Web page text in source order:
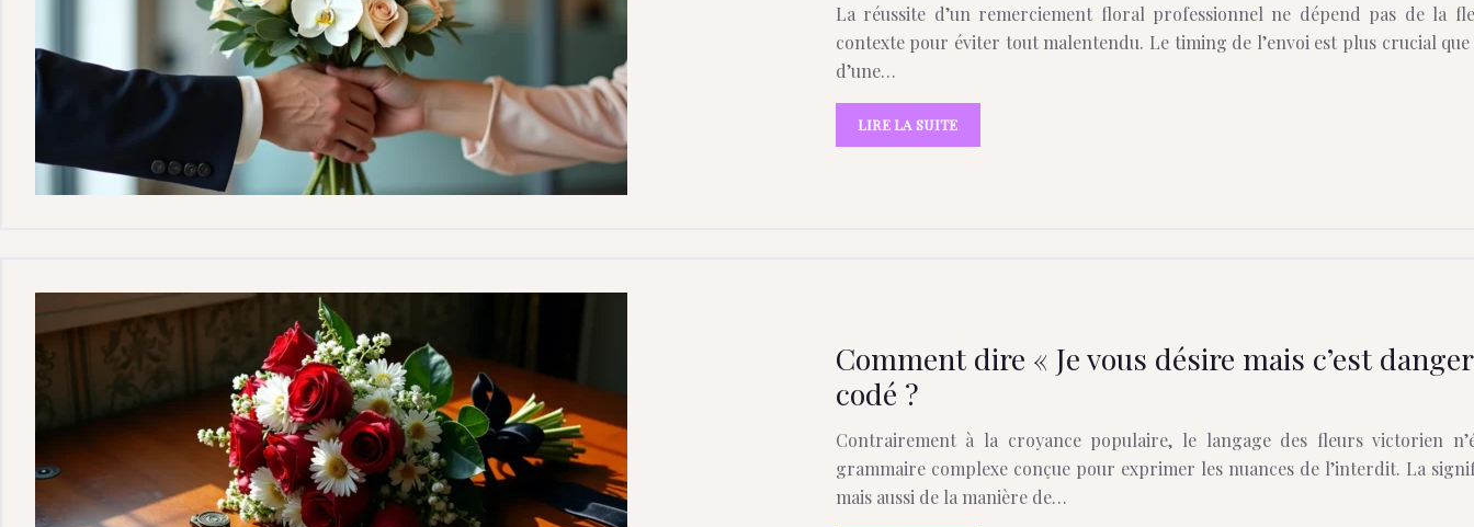
La réussite d’un remerciement floral professionnel ne dépend pas de la
contexte pour éviter tout malentendu. Le timing de l’envoi est plus crucial
d’une…
LIRE LA SUITE
Comment dire « Je vous désire mais c’est
codé ?
Contrairement à la croyance populaire, le langage des fleurs victorien
grammaire complexe conçue pour exprimer les nuances de l’interdit. La
mais aussi de la manière de…